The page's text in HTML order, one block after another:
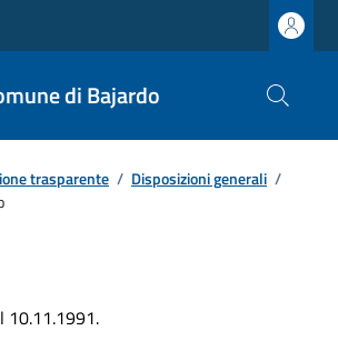
di Bajardo
trasparente / Disposizioni generali /
10.11.1991.